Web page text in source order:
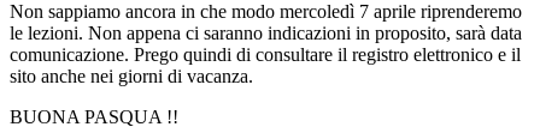
Non sappiamo ancora in che modo mercoledì 7 aprile riprenderemo
le lezioni. Non appena ci saranno indicazioni in proposito, sarà data
comunicazione. Prego quindi di consultare il registro elettronico e il
sito anche nei giorni di vacanza.
BUONA PASQUA !!